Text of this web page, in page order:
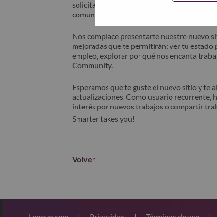
solicitante" en el asunto de su correo
comunicará contigo para obtener asistencia
Nos complace presentarte nuestro nuevo
mejoradas que te permitirán: ver tu estado
empleo, explorar por qué nos encanta
Community.
Esperamos que te guste el nuevo sitio y te
actualizaciones. Como usuario recurrente,
interés por nuevos trabajos o compartir
Smarter takes you!
Volver